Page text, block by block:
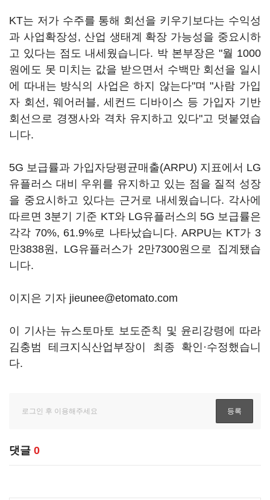
KT는 저가 수주를 통해 회선을 키우기보다는 수익성
과 사업확장성, 산업 생태계 확장 가능성을 중요시하
고 있다는 점도 내세웠습니다. 박 본부장은 "월 1000
원에도 못 미치는 값을 받으면서 수백만 회선을 일시
에 따내는 방식의 사업은 하지 않는다"며 "사람 가입
자 회선, 웨어러블, 세컨드 디바이스 등 가입자 기반
회선으로 경쟁사와 격차 유지하고 있다"고 덧붙였습
니다.
5G 보급률과 가입자당평균매출(ARPU) 지표에서 LG
유플러스 대비 우위를 유지하고 있는 점을 질적 성장
을 중요시하고 있다는 근거로 내세웠습니다. 각사에
따르면 3분기 기준 KT와 LG유플러스의 5G 보급률은
각각 70%, 61.9%로 나타났습니다. ARPU는 KT가 3
만3838원, LG유플러스가 2만7300원으로 집계됐습
니다.
이지은 기자 jieunee@etomato.com
이 기사는 뉴스토마토 보도준칙 및 윤리강령에 따라
김충범 테크지식산업부장이 최종 확인·수정했습니
다.
댓글 0